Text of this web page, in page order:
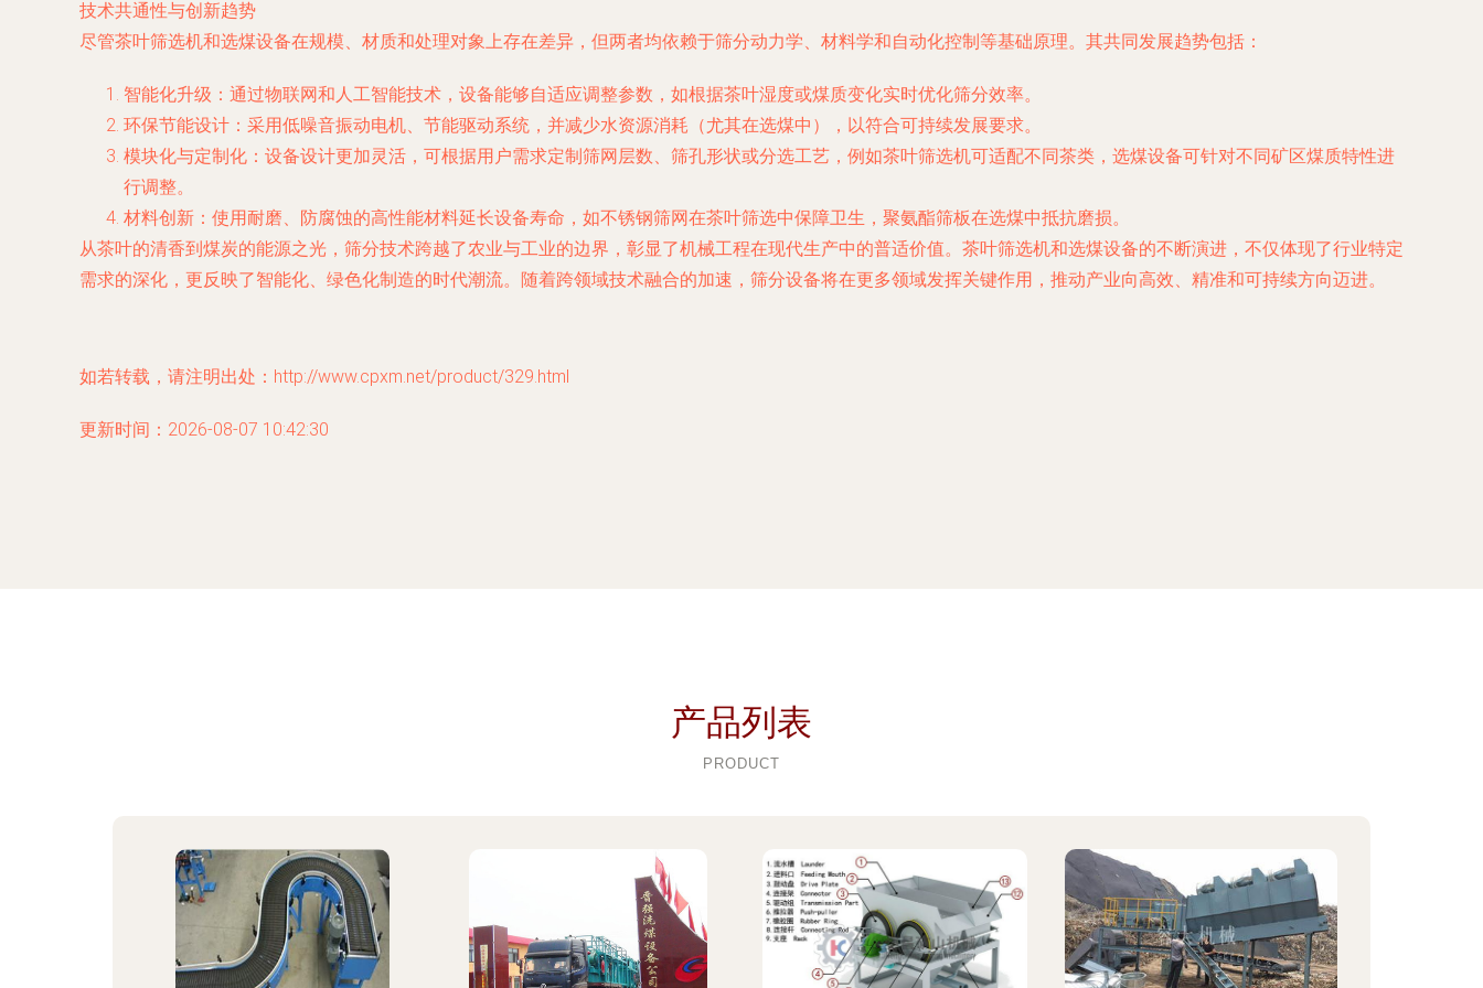
技术共通性与创新趋势
尽管茶叶筛选机和选煤设备在规模、材质和处理对象上存在差异，但两者均依赖于筛分动力学、材料学和自动化控制等基础原理。其共同发展趋势包括：
智能化升级：通过物联网和人工智能技术，设备能够自适应调整参数，如根据茶叶湿度或煤质变化实时优化筛分效率。
环保节能设计：采用低噪音振动电机、节能驱动系统，并减少水资源消耗（尤其在选煤中），以符合可持续发展要求。
模块化与定制化：设备设计更加灵活，可根据用户需求定制筛网层数、筛孔形状或分选工艺，例如茶叶筛选机可适配不同茶类，选煤设备可针对不同矿区煤质特性进
行调整。
材料创新：使用耐磨、防腐蚀的高性能材料延长设备寿命，如不锈钢筛网在茶叶筛选中保障卫生，聚氨酯筛板在选煤中抵抗磨损。
从茶叶的清香到煤炭的能源之光，筛分技术跨越了农业与工业的边界，彰显了机械工程在现代生产中的普适价值。茶叶筛选机和选煤设备的不断演进，不仅体现了行业特定
需求的深化，更反映了智能化、绿色化制造的时代潮流。随着跨领域技术融合的加速，筛分设备将在更多领域发挥关键作用，推动产业向高效、精准和可持续方向迈进。
如若转载，请注明出处：http://www.cpxm.net/product/329.html
更新时间：2026-08-07 10:42:30
产品列表
PRODUCT